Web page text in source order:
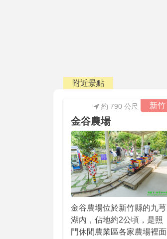
附近景點
新竹
約 790 公尺
金谷農場
金谷農場位於新竹縣的九芎
湖內，佔地約2公頃，是照
門休閒農業區各家農場裡面